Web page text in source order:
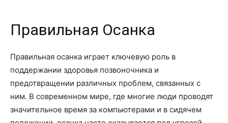
Правильная Осанка
Правильная осанка играет ключевую роль в
поддержании здоровья позвоночника и
предотвращении различных проблем, связанных с
ним. В современном мире, где многие люди проводят
значительное время за компьютерами и в сидячем